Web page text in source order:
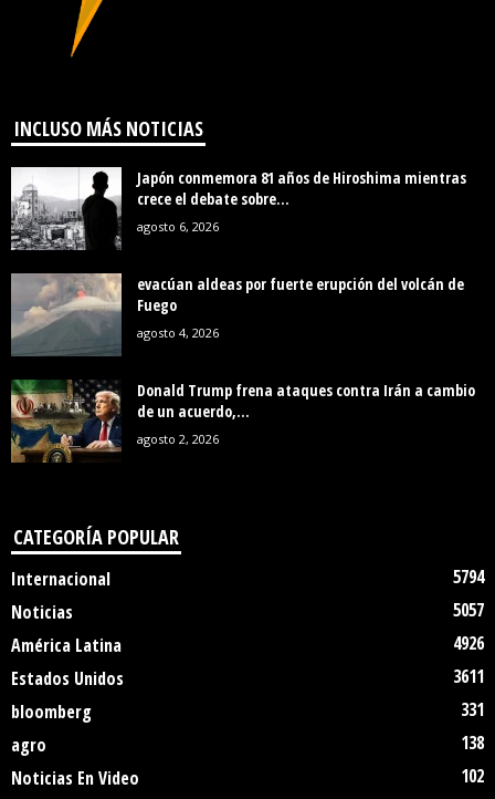
INCLUSO MÁS NOTICIAS
Japón conmemora 81 años de Hiroshima mientras
crece el debate sobre...
agosto 6, 2026
evacúan aldeas por fuerte erupción del volcán de
Fuego
agosto 4, 2026
Donald Trump frena ataques contra Irán a cambio
de un acuerdo,...
agosto 2, 2026
CATEGORÍA POPULAR
Internacional
5794
Noticias
5057
América Latina
4926
Estados Unidos
3611
bloomberg
331
agro
138
Noticias En Video
102